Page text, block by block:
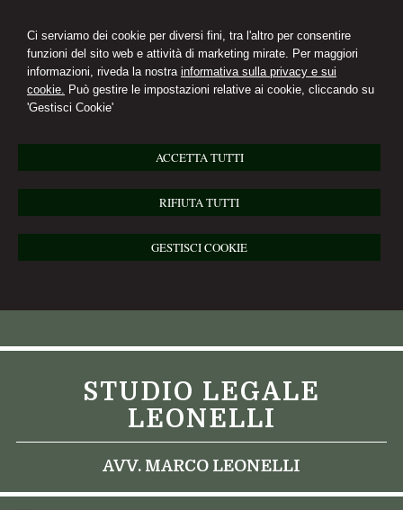
Ci serviamo dei cookie per diversi fini, tra l'altro per consentire
funzioni del sito web e attività di marketing mirate. Per maggiori
informazioni, riveda la nostra informativa sulla privacy e sui
cookie. Può gestire le impostazioni relative ai cookie, cliccando su
'Gestisci Cookie'
ACCETTA TUTTI
RIFIUTA TUTTI
GESTISCI COOKIE
STUDIO LEGALE
LEONELLI
AVV. MARCO LEONELLI